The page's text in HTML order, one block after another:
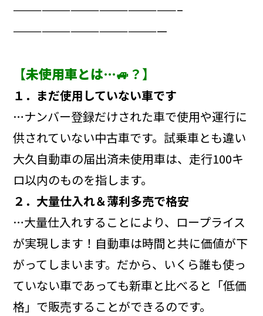
—————————————————–
————————————————
【未使用車とは…🚙？】
１．まだ使用していない車です
…ナンバー登録だけされた車で使用や運行に
供されていない中古車です。試乗車とも違い
大久自動車の届出済未使用車は、走行100キ
ロ以内のものを指します。
２．大量仕入れ＆薄利多売で格安
…大量仕入れすることにより、ロープライス
が実現します！自動車は時間と共に価値が下
がってしまいます。だから、いくら誰も使っ
ていない車であっても新車と比べると「低価
格」で販売することができるのです。